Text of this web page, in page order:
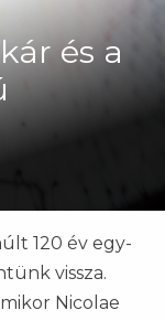
és a
120 év egy-
vissza.
Nicolae